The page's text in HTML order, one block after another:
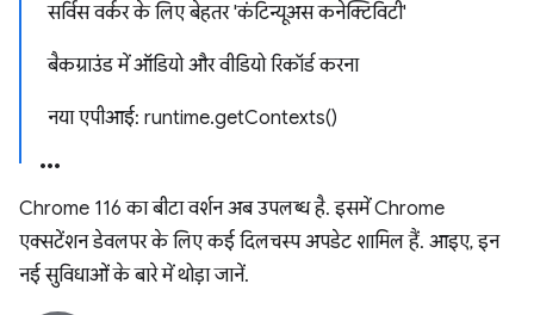
सर्विस वर्कर के लिए बेहतर 'कंटिन्यूअस कनेक्टिविटी'
बैकग्राउंड में ऑडियो और वीडियो रिकॉर्ड करना
नया एपीआई: runtime.getContexts()
Chrome 116 का बीटा वर्शन अब उपलब्ध है. इसमें Chrome
एक्सटेंशन डेवलपर के लिए कई दिलचस्प अपडेट शामिल हैं. आइए, इन
नई सुविधाओं के बारे में थोड़ा जानें.